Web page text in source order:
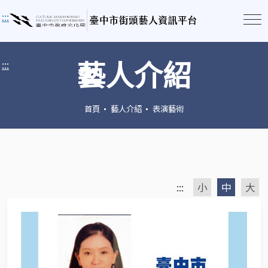
:::
::: 藝人介紹
首頁 藝人介紹 表演藝術
::: 小 中 大